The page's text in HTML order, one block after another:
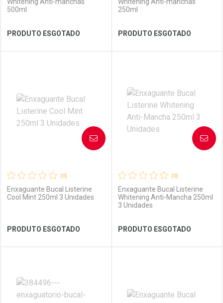
Ver Desconto Convênio Ver Desconto Convênio
Whitening Anti-manchas
500ml
PRODUTO ESGOTADO
Laboratório
Ver Desconto Convênio
Por Menos
Whitening Anti-manchas
250ml
PRODUTO ESGOTADO
Laboratório
Ver Desconto Convênio
Por Menos
(0)
Enxaguante Bucal Listerine
Cool Mint 250ml 3 Unidades
PRODUTO ESGOTADO
AVISE-ME
Laboratório
Por Menos
(0)
Enxaguante Bucal Listerine
Whitening Anti-Mancha 250ml
3 Unidades
PRODUTO ESGOTADO
AVISE-ME
Laboratório
Por Menos